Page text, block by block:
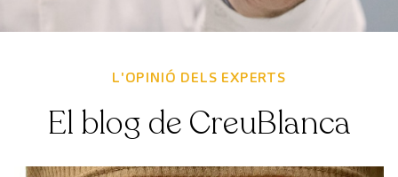
L'OPINIÓ DELS EXPERTS
El blog de CreuBlanca